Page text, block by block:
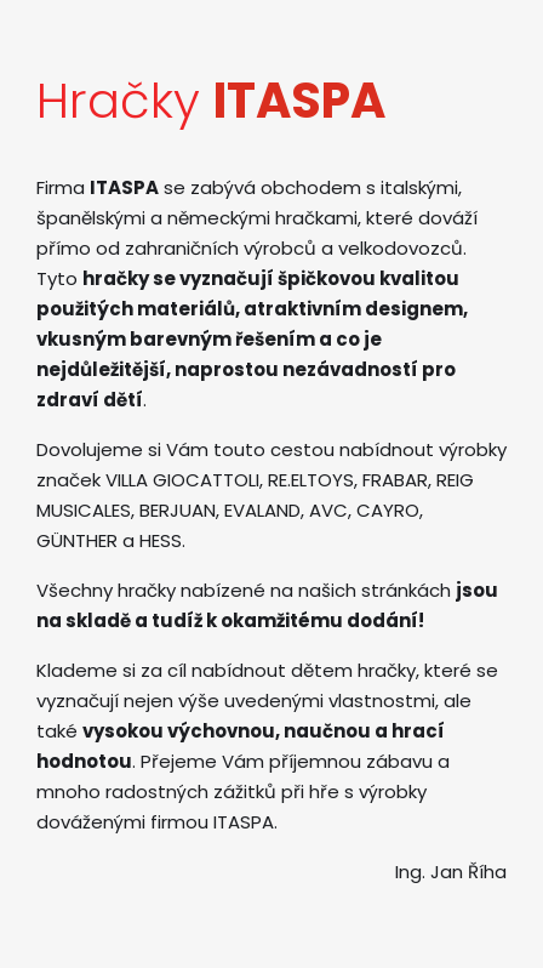
Hračky ITASPA
Firma ITASPAse zabývá obchodem s italskými,
španělskými a německými hračkami, které dováží
přímo od zahraničních výrobců a velkodovozců.
Tyto hračky se vyznačují špičkovou kvalitou
použitých materiálů, atraktivním designem,
vkusným barevným řešením a co je
nejdůležitější, naprostou nezávadností pro
zdraví dětí.
Dovolujeme si Vám touto cestou nabídnout výrobky
značek VILLA GIOCATTOLI, RE.ELTOYS, FRABAR, REIG
MUSICALES, BERJUAN, EVALAND, AVC, CAYRO,
GÜNTHER a HESS.
Všechny hračky nabízené na našich stránkách jsou
na skladě a tudíž k okamžitému dodání!
Klademe si za cíl nabídnout dětem hračky, které se
vyznačují nejen výše uvedenými vlastnostmi, ale
také vysokou výchovnou, naučnou a hrací
hodnotou. Přejeme Vám příjemnou zábavu a
mnoho radostných zážitků při hře s výrobky
dováženými firmou ITASPA.
Ing. Jan Říha